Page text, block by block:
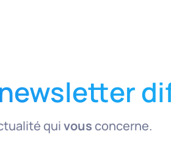
quivousconcerne.